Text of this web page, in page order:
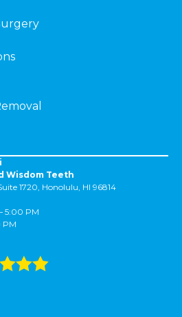
Wisdom Teeth
1720, Honolulu, HI 96814
5:00 PM
PM